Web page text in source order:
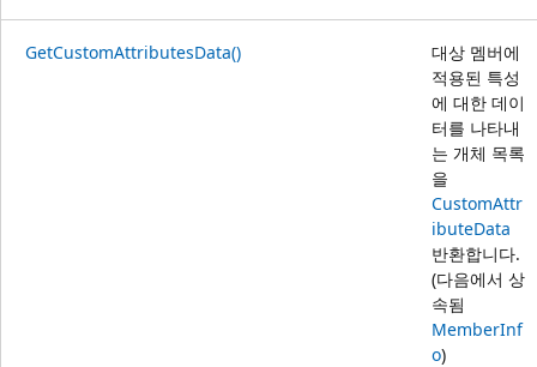
GetCustomAttributesData()
대상 멤버에
적용된 특성
에 대한 데이
터를 나타내
는 개체 목록
을
CustomAttr
ibuteData
반환합니다.
(다음에서 상
속됨
MemberInf
o)